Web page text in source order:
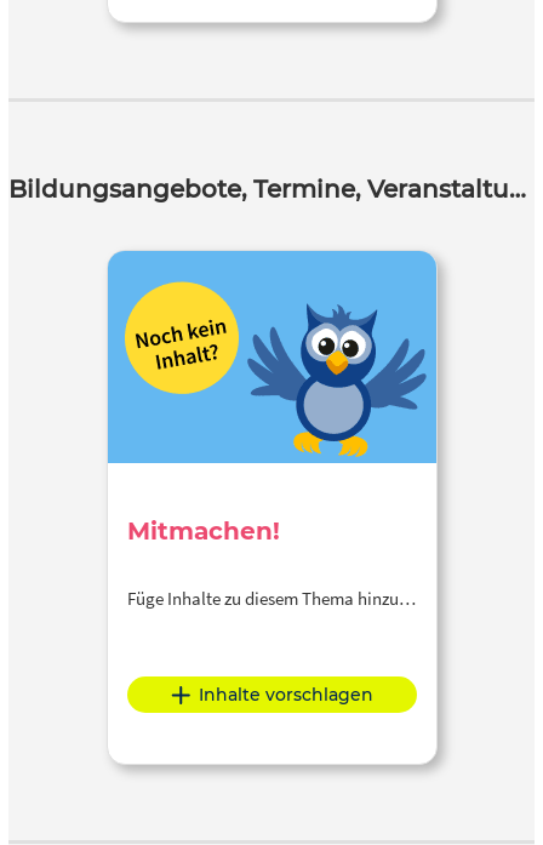
Bildungsangebote, Termine, Veranstaltungen
Mitmachen!
Füge Inhalte zu diesem Thema hinzu…
Inhalte vorschlagen